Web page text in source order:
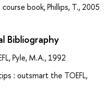
book, Phillips, T., 2005
Bibliography
Pyle, M.A., 1992
: outsmart the TOEFL,